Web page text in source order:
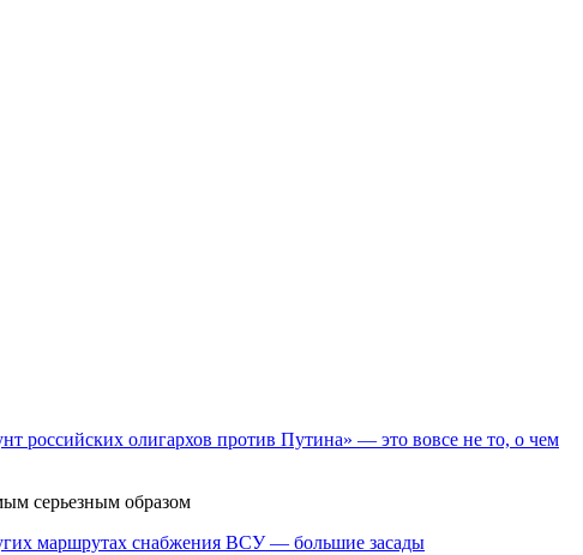
российских олигархов против Путина» — это вовсе не то, о чем
серьезным образом
маршрутах снабжения ВСУ — большие засады